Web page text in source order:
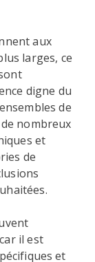
aux
larges, ce
digne du
de
nombreux
et
de
il est
et